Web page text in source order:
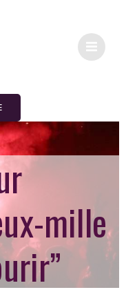
mille